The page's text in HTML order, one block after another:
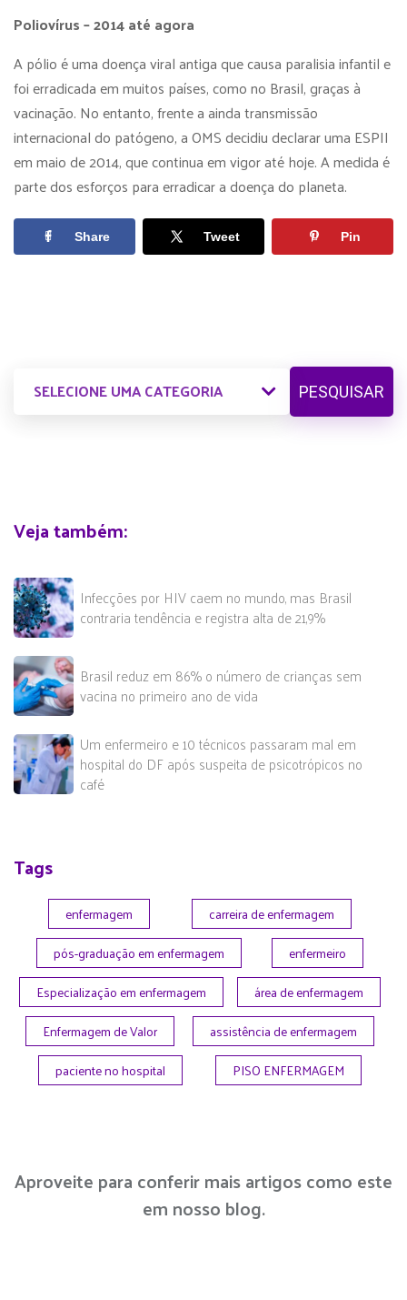
Poliovírus – 2014 até agora
A pólio é uma doença viral antiga que causa paralisia infantil e
foi erradicada em muitos países, como no Brasil, graças à
vacinação. No entanto, frente a ainda transmissão
internacional do patógeno, a OMS decidiu declarar uma ESPII
em maio de 2014, que continua em vigor até hoje. A medida é
parte dos esforços para erradicar a doença do planeta.
Share Tweet Pin
PESQUISAR
Veja também:
Infecções por HIV caem no mundo, mas Brasil
contraria tendência e registra alta de 21,9%
Brasil reduz em 86% o número de crianças sem
vacina no primeiro ano de vida
Um enfermeiro e 10 técnicos passaram mal em
hospital do DF após suspeita de psicotrópicos no
café
Tags
enfermagem
carreira de enfermagem
pós-graduação em enfermagem
enfermeiro
Especialização em enfermagem
área de enfermagem
Enfermagem de Valor
assistência de enfermagem
paciente no hospital
PISO ENFERMAGEM
Aproveite para conferir mais artigos como este
em nosso blog.